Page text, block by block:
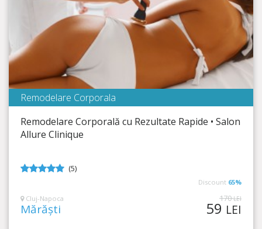
Timp Rămas
Remodelare Corporala
Remodelare Corporală cu Rezultate Rapide • Salon
Allure Clinique
(5)
Discount 65%
Cluj-Napoca
Mărăști
170LEI
59 LEI